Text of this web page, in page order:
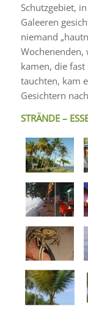
Schutzgebiet,
Galeeren
niemand
Wochenenden,
kamen, die
tauchten, kam
Gesichtern
STRÄNDE –